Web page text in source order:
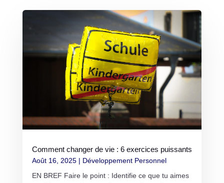
Comment changer de vie : 6 exercices puissants
Août 16, 2025| Développement Personnel
EN BREF Faire le point : Identifie ce que tu aimes